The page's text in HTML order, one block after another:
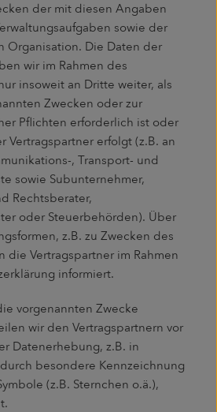
der mit diesen Angaben
sowie der
Organisation. Die Daten der
wir im Rahmen des
insoweit an Dritte weiter, als
Zwecken oder zur
Pflichten erforderlich ist oder
Vertragspartner erfolgt (z.B. an
, Transport- und
sowie Subunternehmer,
Rechtsberater,
oder Steuerbehörden). Über
z.B. zu Zwecken des
die Vertragspartner im Rahmen
informiert.
vorgenannten Zwecke
wir den Vertragspartnern vor
Datenerhebung, z.B. in
besondere Kennzeichnung
(z.B. Sternchen o.ä.),